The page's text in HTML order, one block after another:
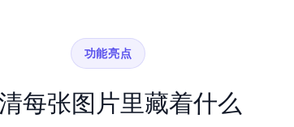
功能亮点
每张图片里藏着什么